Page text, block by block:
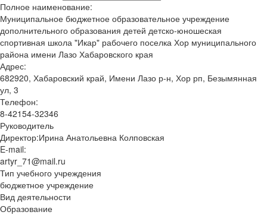
Полное наименование:
Муниципальное бюджетное образовательное учреждение
дополнительного образования детей детско-юношеская
спортивная школа "Икар" рабочего поселка Хор муниципального
района имени Лазо Хабаровского края
Адрес:
682920, Хабаровский край, Имени Лазо р-н, Хор рп, Безымянная
ул, 3
Телефон:
8-42154-32346
Руководитель
Директор:Ирина Анатольевна Колповская
E-mail:
artyr_71@mail.ru
Тип учебного учреждения
бюджетное учреждение
Вид деятельности
Образование